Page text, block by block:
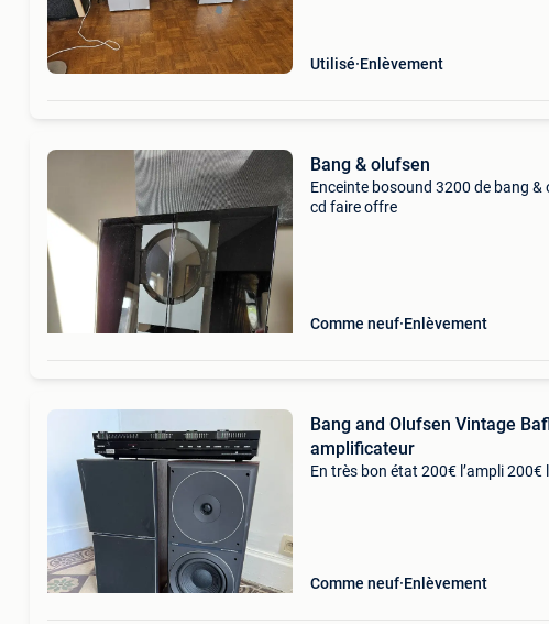
Utilisé Enlèvement
Bang & olufsen
Enceinte bosound 3200 de bang &
cd faire offre
Comme neuf Enlèvement
Bang and Olufsen Vintage
amplificateur
En très bon état 200€ l’ampli 200€
Comme neuf Enlèvement